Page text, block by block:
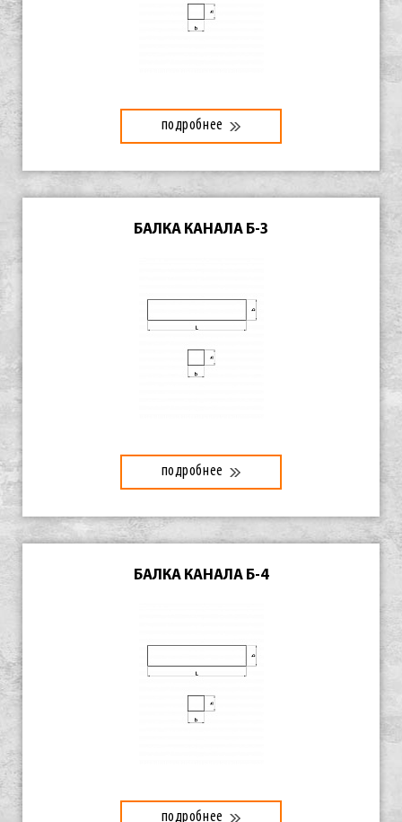
подробнее
БАЛКА КАНАЛА Б-3
подробнее
БАЛКА КАНАЛА Б-4
подробнее